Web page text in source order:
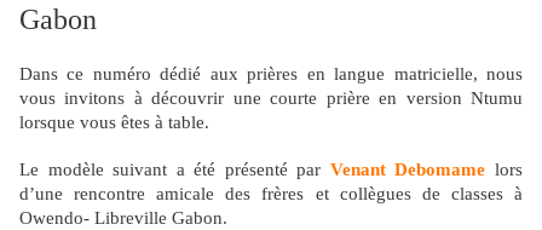
Gabon
Dans ce numéro dédié aux prières en langue matricielle, nous
vous invitons à découvrir une courte prière en version Ntumu
lorsque vous êtes à table.
Le modèle suivant a été présenté par Venant Debomame lors
d’une rencontre amicale des frères et collègues de classes à
Owendo- Libreville Gabon.